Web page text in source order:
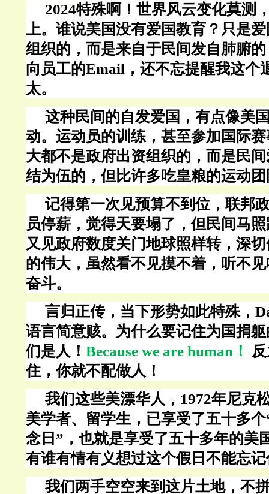
2024特殊啊！世界风云变化莫测
上。谁说美国没有爱国教育？只是
组织的，而是来自于民间发自肺腑
向员工的Email，还不忘提醒我这个
太。
这种民间的自发爱国，有点像美
动。运动员的训练，甚至参加国际
大都不是政府出资组织的，而是民
结为伍的，但比许多吃皇粮的运动
记得第一次见预算不到位，联邦
员停薪，觉得天要塌了，但民间马
又见政府数度关门地球照样转，深
的伟大， 虽然看不见摸不着，听不
奋斗。
言归正传，当下形势如此特殊，
语言简意赅。为什么要记住为国捐
们是人！ Because we are human！
住，你就不配做人！
我们这些美漂华人， 1972年尼克
美学者、留学生，已享受了五十多个
念日”，也就是享受了五十多年的美
有谁有情有义想过这个假日不能忘
我们两手空空来到这片土地，不